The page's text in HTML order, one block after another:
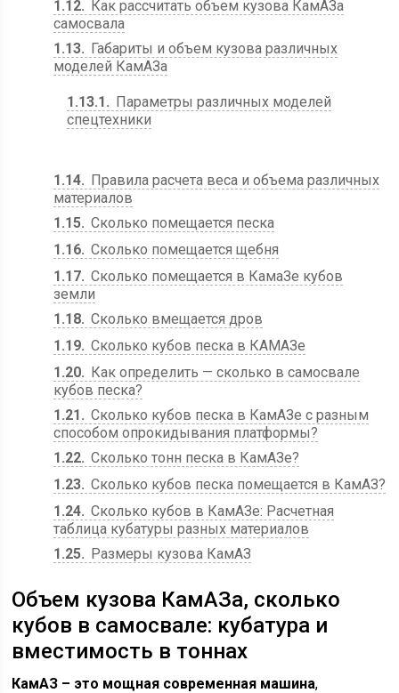
1.12
Как рассчитать объем кузова КамАЗа
самосвала
1.13
Габариты и объем кузова различных
моделей КамАЗа
1.13.1
Параметры различных моделей
спецтехники
1.14
Правила расчета веса и объема различных
материалов
1.15 Сколько помещается песка
1.16 Сколько помещается щебня
1.17 Сколько помещается в КамаЗе кубов
земли
1.18 Сколько вмещается дров
1.19 Сколько кубов песка в КАМАЗе
1.20
Как определить — сколько в самосвале
кубов песка?
1.21
Сколько кубов песка в КамАЗе с разным
способом опрокидывания платформы?
1.22 Сколько тонн песка в КамАЗе?
1.23 Сколько кубов песка помещается в КамАЗ?
1.24 Сколько кубов в КамАЗе: Расчетная
таблица кубатуры разных материалов
1.25
Размеры кузова КамАЗ
Объем кузова КамАЗа, сколько
кубов в самосвале: кубатура и
вместимость в тоннах
КамАЗ – это мощная современная машина,